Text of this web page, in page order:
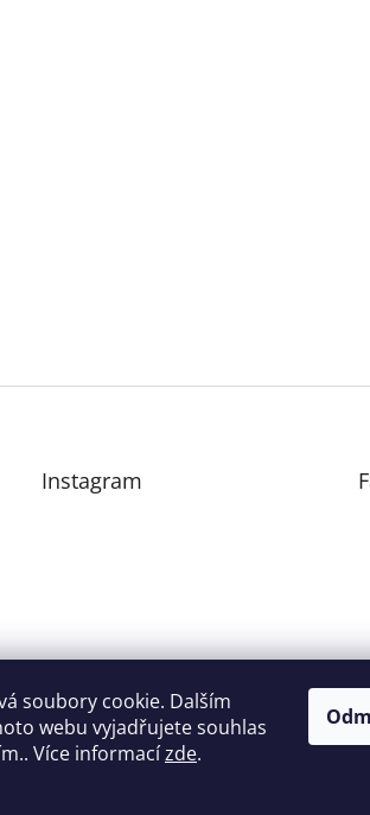
soubory cookie. Dalším
webu vyjadřujete souhlas
Více informacízde.
Instagram